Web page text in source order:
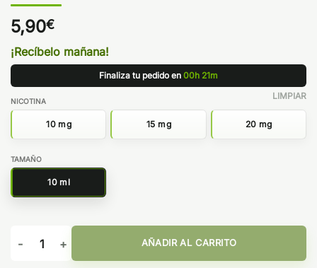
5,90€
¡Recíbelo mañana!
Finaliza tu pedido en 00h 21m
NICOTINA
10 mg 15 mg 20 mg
TAMAÑO
10 ml
LIMPIAR
Master Custard Pastry Masters Bombo Core Edition Salts
AÑADIR AL CARRITO